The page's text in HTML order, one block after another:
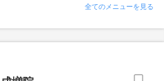
全てのメニューを見る